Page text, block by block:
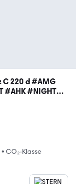
C 220 d #AMG
#AHK #NIGHT
• CO₂-Klasse